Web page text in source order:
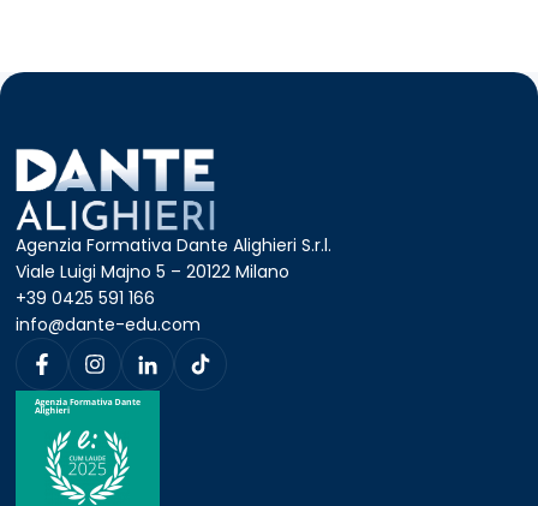
Agenzia Formativa Dante Alighieri S.r.l.
Viale Luigi Majno 5 – 20122 Milano
+39 0425 591 166
info@dante-edu.com